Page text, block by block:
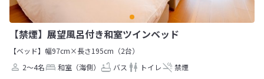
【禁煙】展望風呂付き和室ツインベッド
【ベッド】幅97cm×長さ195cm（2台）
2～4名
和室（海側） バス トイレ 禁煙